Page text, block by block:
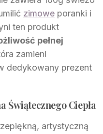
zimowe poranki i
ten produkt
pełnej
zamieni
dedykowany prezent
Świątecznego Ciepła
artystyczną